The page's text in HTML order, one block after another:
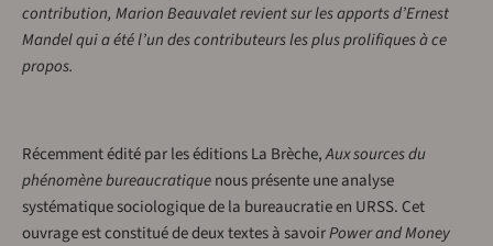
contribution, Marion Beauvaletrevient sur les apports d’Ernest
Mandel qui a été l’un des contributeurs les plus prolifiques à ce
propos.
Récemment édité par les éditions La Brèche,Aux sources du
phénomène bureaucratiquenous présente une analyse
systématique sociologique de la bureaucratie en URSS. Cet
ouvrage est constitué de deux textes à savoirPower and Money